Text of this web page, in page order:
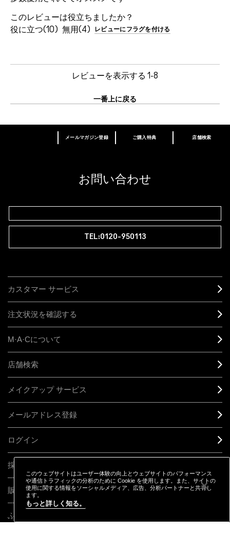
このレビューは役立ちましたか？
10
4 レビューにフラグを付ける
レビューを表示する 1-8
一番上に戻る
あなたはM･A･Cラバー ロイヤリティ プログ
登録後の初回購入時に10%OFF
メールマガジン登録 ご購入特典 店舗検索
お問い合わせ
TEL:0120-950113
カスタマー サービス
注文状況を確認する
M·A·Cについて
店舗検索
メイクアップ サービス
メールアドレス登録
ログイン
採用情報
販売終了製品
ふるさと納税
このウェブサイトはユーザー体験の向上とウェブサイトのパフォーマンス
や通信トラフィックの分析のために Cookie を使用します。また、サイトの
使用に関する情報をソーシャルメディア、広告、分析パートナーと共有し
ます。
もっと詳しく知る。